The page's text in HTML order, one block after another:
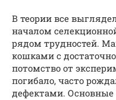
В теории все
началом
рядом трудностей.
кошками с
потомство от
погибало, часто
дефектами.